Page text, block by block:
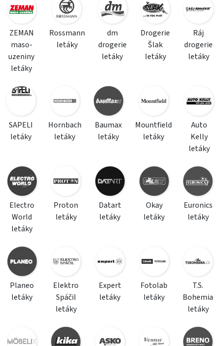
ZEMAN
maso-
uzeniny
letáky
Rossmann
letáky
dm
drogerie
letáky
Drogerie
Šlak
letáky
Ráj
drogerie
letáky
SAPELI
letáky
Hornbach
letáky
Baumax
letáky
Mountfield
letáky
Auto
Kelly
letáky
Electro
World
letáky
Proton
letáky
Datart
letáky
Okay
letáky
Euronics
letáky
Planeo
letáky
Elektro
Spáčil
letáky
Expert
letáky
Fotolab
letáky
T.S.
Bohemia
letáky